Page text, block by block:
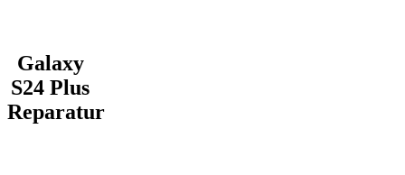
Galaxy
S24 Plus
Reparatur